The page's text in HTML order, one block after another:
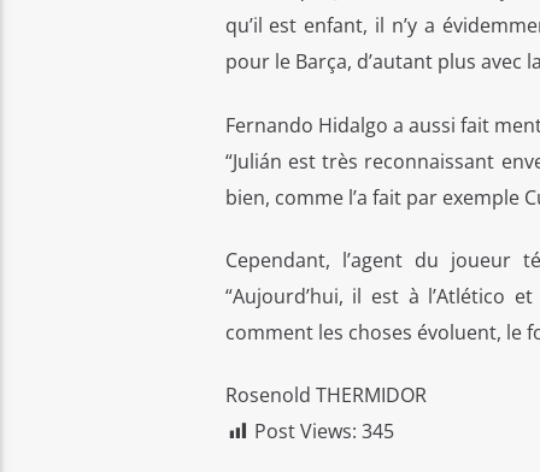
qu’il est enfant, il n’y a
pour le Barça, d’autant plus avec
Fernando Hidalgo a aussi fait
“Julián est très reconnaissant
bien, comme l’a fait par exemple
Cependant, l’agent du joueur
“Aujourd’hui, il est à l’Atlético
comment les choses évoluent, le
Rosenold THERMIDOR
Post Views: 345